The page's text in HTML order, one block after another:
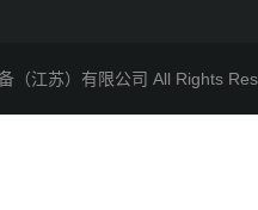
备（江苏）有限公司 All Rights